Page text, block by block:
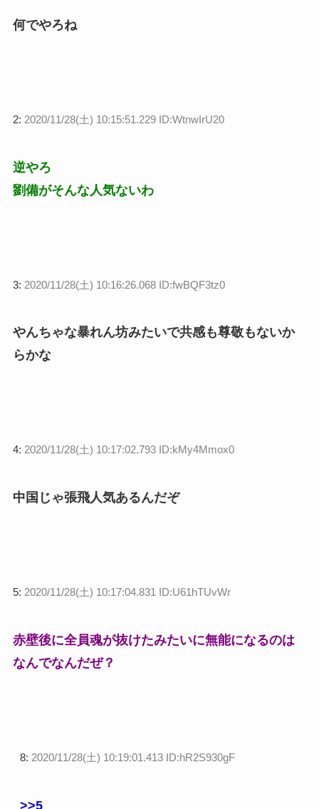
何でやろね
2: 2020/11/28(土) 10:15:51.229 ID:WtnwIrU20
逆やろ
劉備がそんな人気ないわ
3: 2020/11/28(土) 10:16:26.068 ID:fwBQF3tz0
やんちゃな暴れん坊みたいで共感も尊敬もないか
らかな
4: 2020/11/28(土) 10:17:02.793 ID:kMy4Mmox0
中国じゃ張飛人気あるんだぞ
5: 2020/11/28(土) 10:17:04.831 ID:U61hTUvWr
赤壁後に全員魂が抜けたみたいに無能になるのは
なんでなんだぜ？
8: 2020/11/28(土) 10:19:01.413 ID:hR2S930gF
>>5